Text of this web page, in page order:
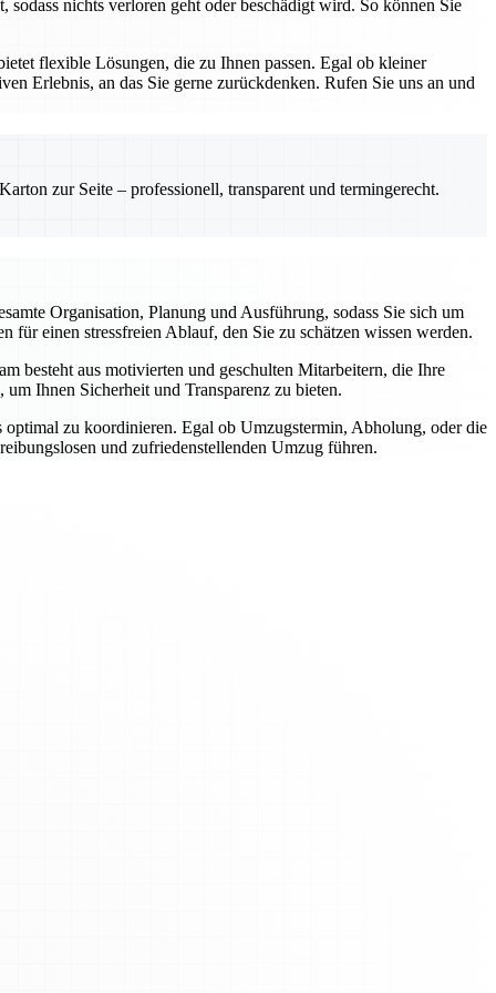
nichts verloren geht oder beschädigt wird. So können Sie
flexible Lösungen, die zu Ihnen passen. Egal ob kleiner
Erlebnis, an das Sie gerne zurückdenken. Rufen Sie uns an und
zur Seite – professionell, transparent und termingerecht.
Organisation, Planung und Ausführung, sodass Sie sich um
für einen stressfreien Ablauf, den Sie zu schätzen wissen werden.
besteht aus motivierten und geschulten Mitarbeitern, die Ihre
Ihnen Sicherheit und Transparenz zu bieten.
zu koordinieren. Egal ob Umzugstermin, Abholung, oder die
und zufriedenstellenden Umzug führen.